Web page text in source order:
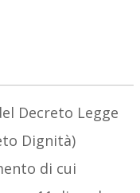
Decreto Legge
Dignità)
di cui